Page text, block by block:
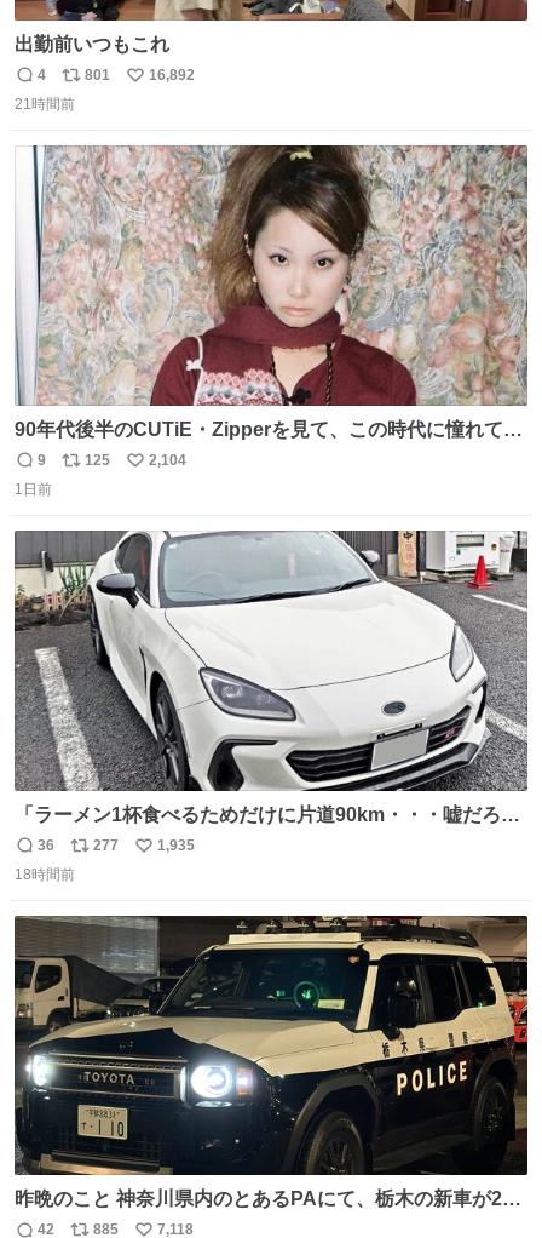
出勤前いつもこれ
返
信
4
リ
ポ
ト
数
801
い
数
16,892
21時間前
90年代後半のCUTiE・Zipperを見て、この時代に憧れて
「令和」に再現した22歳🍓 身につけてるものは全て90年代
後半のお洋服❤︎
返
信
9
リ
数
125
い
数
2,104
1日前
「ラーメン1杯食べるためだけに片道90km・・・嘘だろ？
正気か？」 BRZで行ってみなよ！って言いたい 幹線道
路〜専用道路〜適度なワインディング〜有料区間〜市街
は美味しいラーメン 「スバルがあるから」毎日が楽しい ↑
返
信
36
リ
ポ
数
277
い
数
1,935
18時間前
昨晩のこと 神奈川県内のとあるPAにて、栃木の新車が2
台。声をかけて撮影すると、これから熊本に行くのだとか
42 885 7,118